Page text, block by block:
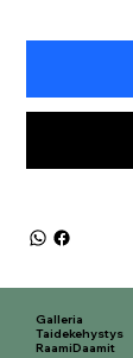
Galleria
Taidekehystys
RaamiDaamit